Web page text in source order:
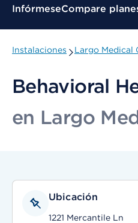
Menú contextual
InfórmeseCompare
Instalaciones Largo Medical
Behavioral
en Largo
Ubicación
1221 Mercantile Ln